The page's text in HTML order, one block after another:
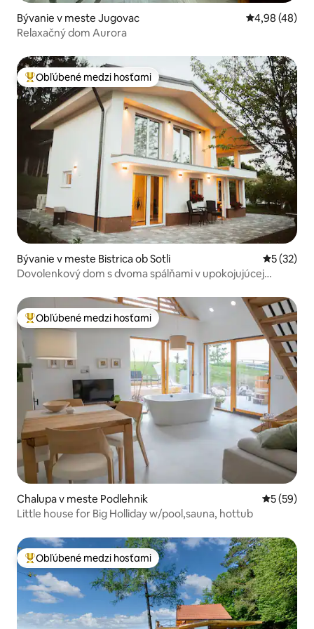
romantického hradu Trakošćan je
dokonalým doplnkom vášho pobytu.
Bývanie v meste Jugovac Priemerné
4,98 (48)
Relaxačný dom Aurora
Najobľúbenejšie medzi hosťami
Obľúbené medzi hosťami
Bývanie v meste Bistrica ob Sotli
5 (32)
Dovolenkový dom s dvoma spálňami v upokojujúcej
Najobľúbenejšie medzi hosťami
Obľúbené medzi hosťami
Chalupa v meste Podlehnik
5 (59)
Little house for Big Holliday w/pool,sauna, hottub
Najobľúbenejšie medzi hosťami
Obľúbené medzi hosťami